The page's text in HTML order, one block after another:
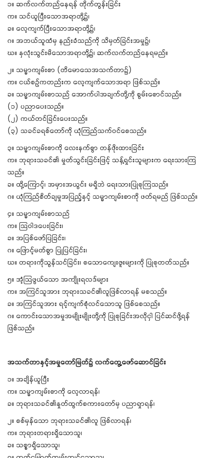
၁။ ဆက်လက်တည်နေရန် တိုက်တွန်းခြင်း
က။ သင်ယူပြီးသောအရာတို့၌၊
ခ။ လေ့ကျက်ပြီးသောအရာတို့၌၊
ဂ။ အဘယ်သူထံမှ နည်းခံသည်ကို သိမှတ်ခြင်းအမှု၌၊
ဃ။ နှလုံးသွင်းမိသောအရာတို့၌၊ ဆက်လက်တည်နေရမည်။
၂။ သမ္မာကျမ်းစာ (တိမောသေအသက်တာ၌)
က။ ငယ်စဉ်ကတည်းက လေ့ကျက်သောအရာ ဖြစ်သည်။
ခ။ သမ္မာကျမ်းစာသည် အောက်ပါအချက်တို့ကို စွမ်းစောင်သည်။
(၁) ပညာပေးသည်။
(၂) ကယ်တင်ခြင်းပေးသည်။
(၃) သခင်ခရစ်တော်ကို ယုံကြည်သက်ဝင်စေသည်။
၃။ သမ္မာကျမ်းစာကို လေးနက်စွာ တန်ဖိုးထားခြင်း
က။ ဘုရားသခင်၏ မှုတ်သွင်းခြင်းဖြင့် သန့်ရှင်းသူများက ရေးသားကြ
သည်။
ခ။ ထို့ကြောင့်၊ အမှားအယွင်း မရှိဘဲ ရေးသားပြုစုကြသည်။
ဂ။ ယုံကြည်စိတ်ချမှုအပြည့်နှင့် သမ္မာကျမ်းစာကို ဖတ်ရမည် ဖြစ်သည်။
၄။ သမ္မာကျမ်းစာသည်
က။ သြဝါဒပေးခြင်း၊
ခ။ အပြစ်ဖော်ပြခြင်း၊
ဂ။ ဖြောင့်မတ်စွာ ပြုပြင်ခြင်း၊
ဃ။ တရားကိုသွန်သင်ခြင်း၊ စသောကျေးဇူးများကို ပြုစုတတ်သည်။
၅။ အံ့သြဖွယ်သော အကျိုးရလဒ်များ
က။ အကြင်သူအား ဘုရားသခင်၏လူဖြစ်လာရန် မစသည်။
ခ။ အကြင်သူအား ရင့်ကျက်စုံလင်သောသူ ဖြစ်စေသည်။
ဂ။ ကောင်းသောအမှုအမျိုးမျိုးတို့ကို ပြုစုခြင်းအလိုငှါ ပြင်ဆင်ဖို့ရန်
ဖြစ်သည်။
အသက်တာနှင့်အမှုတော်မြတ်၌ လက်တွေ့ဖော်ဆောင်ခြင်း
၁။ အချိန်ယူပြီး
က။ သမ္မာကျမ်းစာကို လေ့လာရန်၊
ခ။ ဘုရားသခင်၏နှုတ်ထွက်စကားတော်မှ ပညာရှာရန်၊
၂။ စစ်မှန်သော ဘုရားသခင်၏လူ ဖြစ်လာရန်၊
က။ ဘုရားတရားရှိသောသူ၊
ခ။ သစ္စာရှိသောသူ၊